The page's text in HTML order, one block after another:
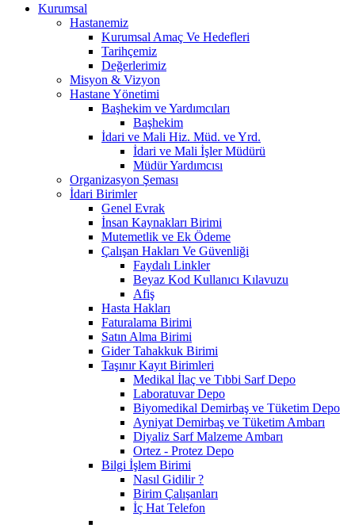
Kurumsal
Hastanemiz
Kurumsal Amaç Ve Hedefleri
Tarihçemiz
Değerlerimiz
Misyon & Vizyon
Hastane Yönetimi
Başhekim ve Yardımcıları
Başhekim
İdari ve Mali Hiz. Müd. ve Yrd.
İdari ve Mali İşler Müdürü
Müdür Yardımcısı
Organizasyon Şeması
İdari Birimler
Genel Evrak
İnsan Kaynakları Birimi
Mutemetlik ve Ek Ödeme
Çalışan Hakları Ve Güvenliği
Faydalı Linkler
Beyaz Kod Kullanıcı Kılavuzu
Afiş
Hasta Hakları
Faturalama Birimi
Satın Alma Birimi
Gider Tahakkuk Birimi
Taşınır Kayıt Birimleri
Medikal İlaç ve Tıbbi Sarf Depo
Laboratuvar Depo
Biyomedikal Demirbaş ve Tüketim Depo
Ayniyat Demirbaş ve Tüketim Ambarı
Diyaliz Sarf Malzeme Ambarı
Ortez - Protez Depo
Bilgi İşlem Birimi
Nasıl Gidilir ?
Birim Çalışanları
İç Hat Telefon